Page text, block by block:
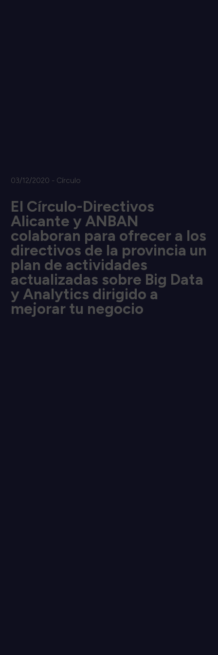
03/12/2020 - Círculo
El Círculo-Directivos
Alicante y ANBAN
colaboran para ofrecer a los
directivos de la provincia un
plan de actividades
actualizadas sobre Big Data
y Analytics dirigido a
mejorar tu negocio